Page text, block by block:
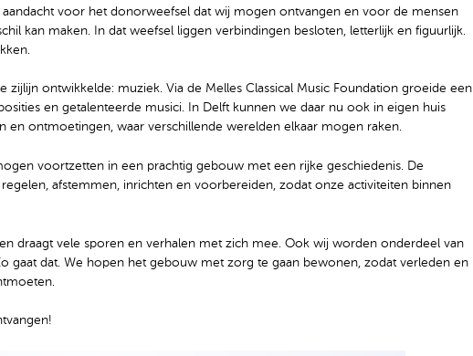
aandacht voor het donorweefsel dat wij mogen ontvangen en voor de mensen
kan maken. In dat weefsel liggen verbindingen besloten, letterlijk en figuurlijk.
zijlijn ontwikkelde: muziek. Via de Melles Classical Music Foundation groeide een
en getalenteerde musici. In Delft kunnen we daar nu ook in eigen huis
en ontmoetingen, waar verschillende werelden elkaar mogen raken.
voortzetten in een prachtig gebouw met een rijke geschiedenis. De
afstemmen, inrichten en voorbereiden, zodat onze activiteiten binnen
draagt vele sporen en verhalen met zich mee. Ook wij worden onderdeel van
gaat dat. We hopen het gebouw met zorg te gaan bewonen, zodat verleden en